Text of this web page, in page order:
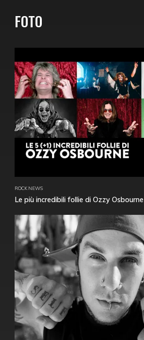
FOTO
ROCK NEWS
Le più incredibili follie di Ozzy Osbourne